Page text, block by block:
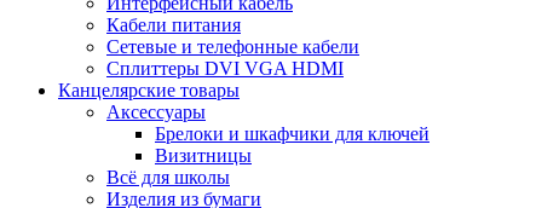
Кабели питания
Сетевые и телефонные кабели
Сплиттеры DVI VGA HDMI
Канцелярские товары
Аксессуары
Брелоки и шкафчики для ключей
Визитницы
Всё для школы
Изделия из бумаги